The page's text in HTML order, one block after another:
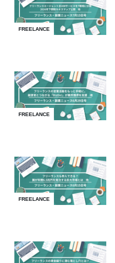
FREELANCE
FREELANCE
FREELANCE